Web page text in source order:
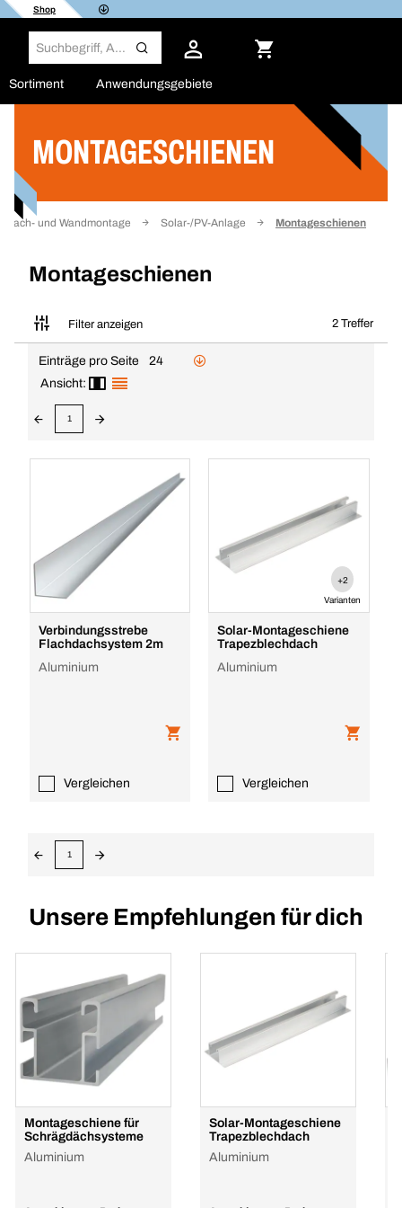
Shop
Sortiment Anwendungsgebiete
MONTAGESCHIENEN
Dach- und Wandmontage Solar-/PV-Anlage Montageschienen
Montageschienen
Filter anzeigen 2 Treffer
Filter
Einträge pro Seite
24
Ansicht:
1
Verbindungsstrebe
Flachdachsystem 2m
Aluminium
Vergleichen
+2
Varianten
Solar-Montageschiene
Trapezblechdach
Aluminium
Vergleichen
1
Unsere Empfehlungen für dich
Montageschiene für
Schrägdächsysteme
Aluminium
Solar-Montageschiene
Trapezblechdach
Aluminium